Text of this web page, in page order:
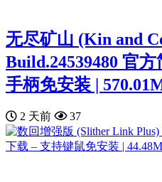
无尽矿山 (Kin and
Build.24539480 官
手柄免安装 |
2 天前 37